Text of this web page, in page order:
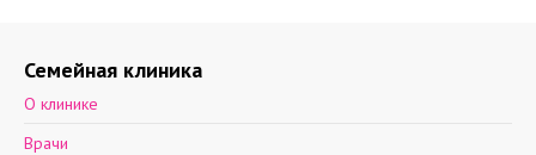
Семейная клиника
О клинике
Врачи